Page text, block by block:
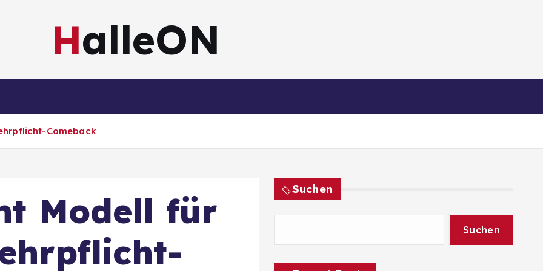
HalleON
Comeback
Modell für
Suchen
Suchen